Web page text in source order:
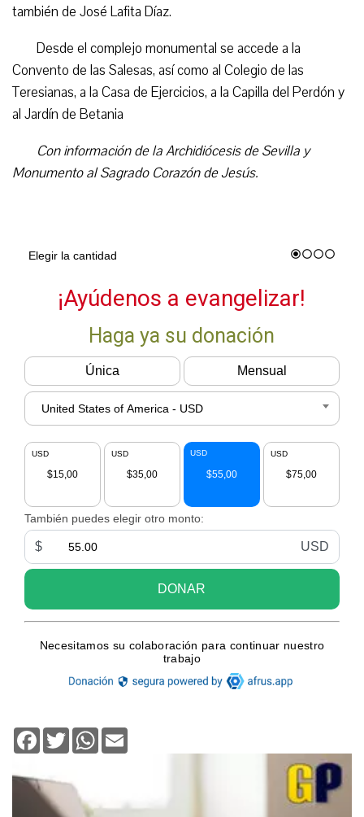
también de José Lafita Díaz.
Desde el complejo monumental se accede a la
Convento de las Salesas, así como al Colegio de las
Teresianas, a la Casa de Ejercicios, a la Capilla del Perdón y
al Jardín de Betania
Con información de la Archidiócesis de Sevilla y
Monumento al Sagrado Corazón de Jesús.
Facebook
TwitterWhatsApp